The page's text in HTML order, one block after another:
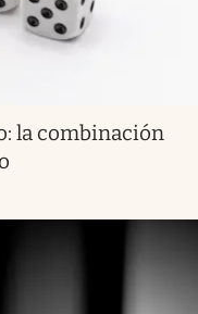
la combinación